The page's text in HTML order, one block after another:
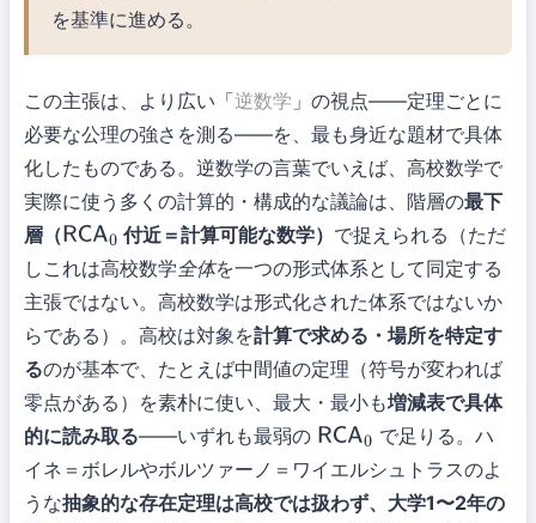
を基準に進める。
この主張は、より広い「逆数学 」の視点——定理ごとに
必要な公理の強さを測る——を、最も身近な題材で具体
化したものである。逆数学の言葉でいえば、高校数学で
実際に使う多くの計算的・構成的な議論は、階層の最下
層（RCA0 付近＝計算可能な数学） で捉えられる（ただ
しこれは高校数学全体を一つの形式体系として同定する
主張ではない。高校数学は形式化された体系ではないか
らである）。高校は対象を計算で求める・場所を特定す
るのが基本で、たとえば中間値の定理（符号が変われば
零点がある）を素朴に使い、最大・最小も増減表で具体
的に読み取る——いずれも最弱の RCA0 で足りる。ハ
イネ＝ボレルやボルツァーノ＝ワイエルシュトラスのよ
うな抽象的な存在定理は高校では扱わず、大学1〜2年の